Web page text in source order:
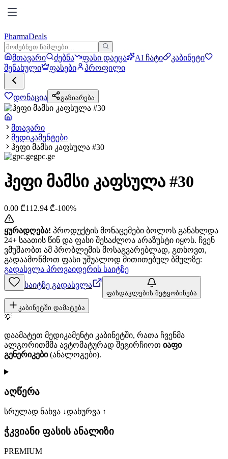
PharmaDeals
მთავარი ძებნა ფასი დაეცა AI ჩატი
კაბინეტი
შენახული
ფასები პროფილი
დონაცია გაზიარება
მთავარი
მედიკამენტები
ჰეფი მამსი კაფსულა #30
gpc.ge
ჰეფი მამსი კაფსულა #30
0.00 ₾112.94 ₾-100%
ყურადღება! პროდუქტის მონაცემები ბოლოს განახლდა
24+ საათის წინ და ფასი შესაძლოა არაზუსტი იყოს. ჩვენ
ვმუშაობთ ამ პრობლემის მოსაგვარებლად, გთხოვთ,
გადაამოწმოთ ფასი უშუალოდ მითითებულ ბმულზე:
გადასვლა პროვაიდერის საიტზე
საიტზე გადასვლა
ფასდაკლების შეტყობინება
კაბინეტში დამატება
💡
დაამატეთ მედიკამენტი კაბინეტში, რათა ჩვენმა
ალგორითმმა ავტომატურად შეგირჩიოთ იაფი
გენერიკები(ანალოგები).
აღწერა
სრულად ნახვა ↓დახურვა ↑
ჭკვიანი ფასის ანალიზი
PREMIUM